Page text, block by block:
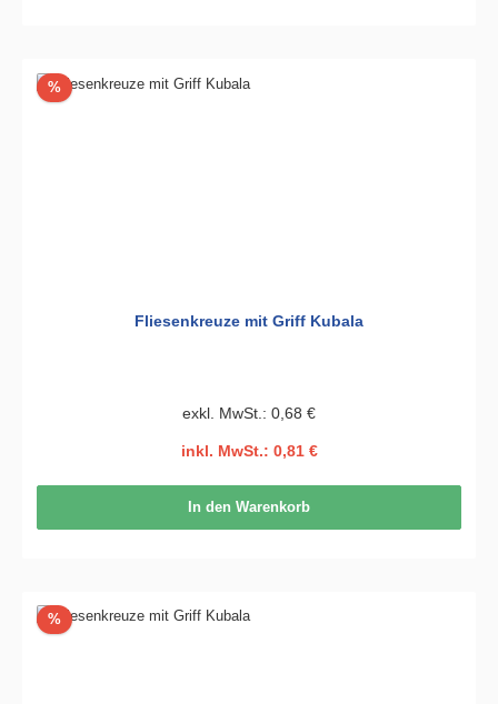
%Rabatt
Fliesenkreuze mit Griff Kubala
exkl. MwSt.: 0,68 €
inkl. MwSt.: 0,81 €
In den Warenkorb
%Rabatt